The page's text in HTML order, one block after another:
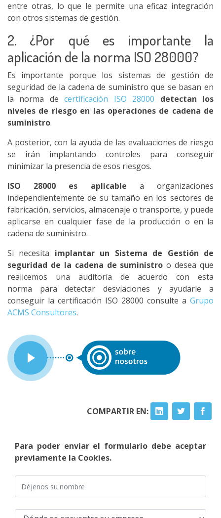
entre otras, lo que le permite una eficaz integración
con otros sistemas de gestión.
2. ¿Por qué es importante la
aplicación de la norma ISO 28000?
Es importante porque los sistemas de gestión de
seguridad de la cadena de suministro que se basan en
la norma decertificación ISO 28000
detectan los
niveles de riesgo en las operaciones de cadena de
suministro.
A posterior, con la ayuda de las evaluaciones de riesgo
se irán implantando controles para conseguir
minimizar la presencia de esos riesgos.
ISO 28000 es aplicable a organizaciones
independientemente de su tamaño en los sectores de
fabricación, servicios, almacenaje o transporte, y puede
aplicarse en cualquier fase de la producción o en la
cadena de suministro.
Si necesita implantar un Sistema de Gestión de
seguridad de la cadena de suministro o desea que
realicemos una auditoría de acuerdo con esta
norma para detectar desviaciones y ayudarle a
conseguir la certificación ISO 28000 consulte a Grupo
ACMS Consultores.
COMPARTIR EN:
Para poder enviar el formulario debe aceptar
previamente la Cookies.